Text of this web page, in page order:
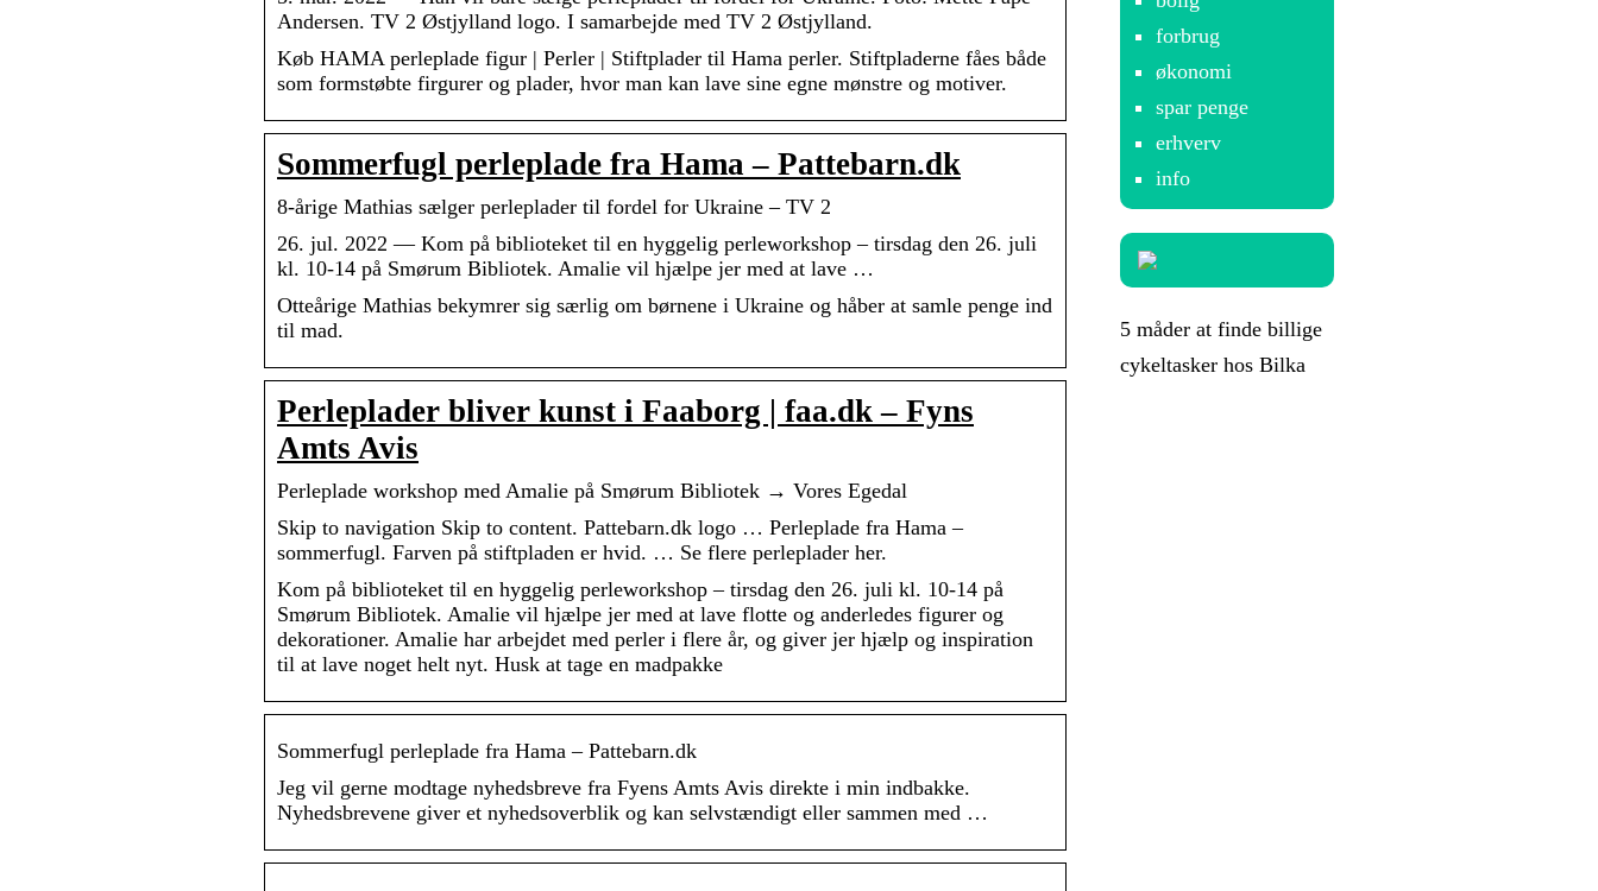
Andersen. TV 2 Østjylland logo. I samarbejde med TV 2 Østjylland.
Køb HAMA perleplade figur | Perler | Stiftplader til Hama perler. Stiftpladerne fåes både
som formstøbte firgurer og plader, hvor man kan lave sine egne mønstre og motiver.
Sommerfugl perleplade fra Hama – Pattebarn.dk
8-årige Mathias sælger perleplader til fordel for Ukraine – TV 2
26. jul. 2022 — Kom på biblioteket til en hyggelig perleworkshop – tirsdag den 26. juli
kl. 10-14 på Smørum Bibliotek. Amalie vil hjælpe jer med at lave …
Otteårige Mathias bekymrer sig særlig om børnene i Ukraine og håber at samle penge ind
til mad.
Perleplader bliver kunst i Faaborg | faa.dk – Fyns
Amts Avis
Perleplade workshop med Amalie på Smørum Bibliotek → Vores Egedal
Skip to navigation Skip to content. Pattebarn.dk logo … Perleplade fra Hama –
sommerfugl. Farven på stiftpladen er hvid. … Se flere perleplader her.
Kom på biblioteket til en hyggelig perleworkshop – tirsdag den 26. juli kl. 10-14 på
Smørum Bibliotek. Amalie vil hjælpe jer med at lave flotte og anderledes figurer og
dekorationer. Amalie har arbejdet med perler i flere år, og giver jer hjælp og inspiration
til at lave noget helt nyt. Husk at tage en madpakke
Sommerfugl perleplade fra Hama – Pattebarn.dk
Jeg vil gerne modtage nyhedsbreve fra Fyens Amts Avis direkte i min indbakke.
Nyhedsbrevene giver et nyhedsoverblik og kan selvstændigt eller sammen med …
forbrug
økonomi
spar penge
erhverv
info
5 måder at finde billige
cykeltasker hos Bilka